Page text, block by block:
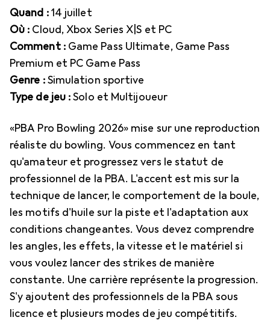
Quand :14 juillet
Où : Cloud, Xbox Series X|S et PC
Comment :Game Pass Ultimate, Game Pass
Premium et PC Game Pass
Genre :Simulation sportive
Type de jeu :Solo et Multijoueur
«PBA Pro Bowling 2026» mise sur une reproduction
réaliste du bowling. Vous commencez en tant
qu'amateur et progressez vers le statut de
professionnel de la PBA. L'accent est mis sur la
technique de lancer, le comportement de la boule,
les motifs d'huile sur la piste et l'adaptation aux
conditions changeantes. Vous devez comprendre
les angles, les effets, la vitesse et le matériel si
vous voulez lancer des strikes de manière
constante. Une carrière représente la progression.
S'y ajoutent des professionnels de la PBA sous
licence et plusieurs modes de jeu compétitifs.